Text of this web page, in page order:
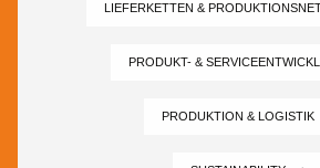
LIEFERKETTEN &
PRODUKT- &
PRODUKTION &